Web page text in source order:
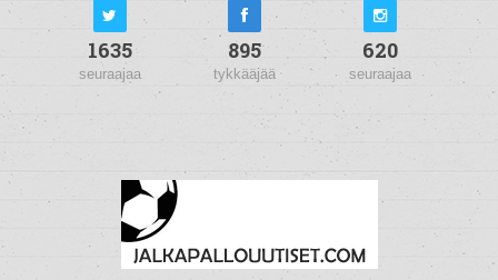
1635
seuraajaa
895
tykkääjää
620
seuraajaa